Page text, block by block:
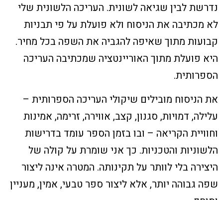
נדרשת לבין שגיאה לשונית. העריכה הלשונית שלי
לא מכתיבה את הניסוח ולא פועלת על פי תבניות
קבועות מתוך שאיפה להגביה את השפה בכל מחיר.
היא פועלת מתוך האוריינטציה שמכתיבה העריכה
הספרותית.
את הניסוח מובילים שיקולי העריכה הספרותית –
עלילה, דמויות, סגנון, קצב, אווירה, זרימה, אמינות
וחוויית הקריאה – ובו בזמן הספר עומד בדרישות
הלשוניות והטכניות. כך אני שומרת על קולה של
היצירה בלי לוותר על תקינותה. המטרה אינה ליצור
שפה גבוהה יותר, אלא ליצור ספר טבעי, אמין, מעניין